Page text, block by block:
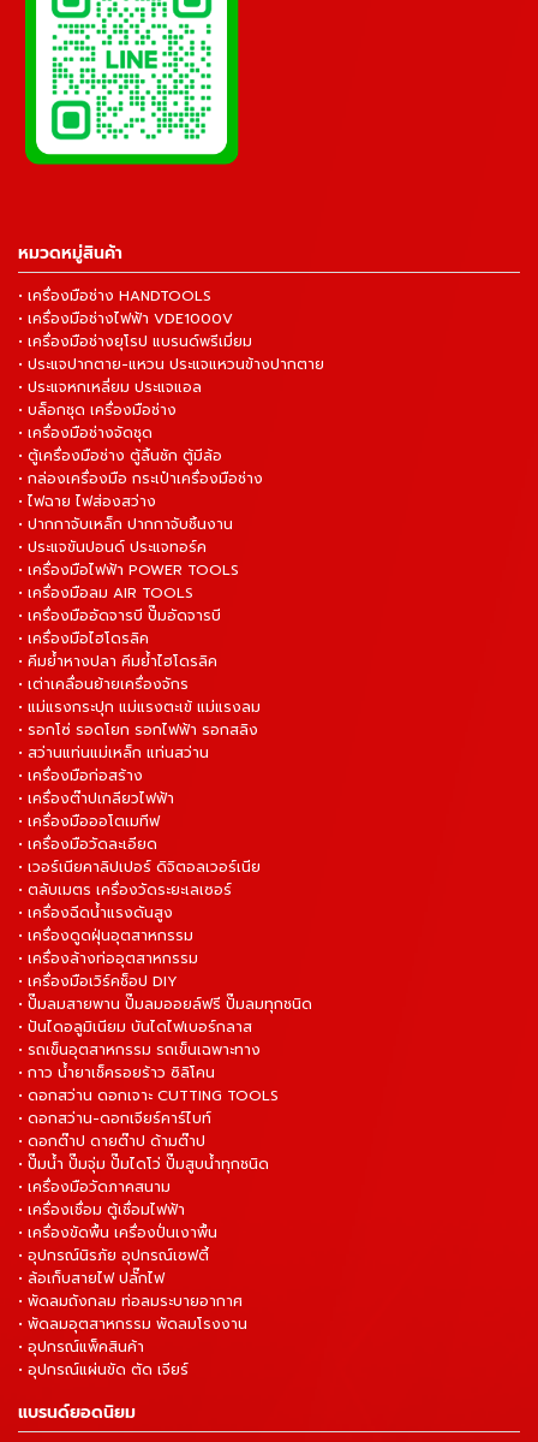
หมวดหมู่สินค้า
• เครื่องมือช่าง HANDTOOLS
• เครื่องมือช่างไฟฟ้า VDE1000V
• เครื่องมือช่างยุโรป แบรนด์พรีเมี่ยม
• ประแจปากตาย-แหวน ประแจแหวนข้างปากตาย
• ประแจหกเหลี่ยม ประแจแอล
• บล็อกชุด เครื่องมือช่าง
• เครื่องมือช่างจัดชุด
• ตู้เครื่องมือช่าง ตู้ลิ้นชัก ตู้มีล้อ
• กล่องเครื่องมือ กระเป๋าเครื่องมือช่าง
• ไฟฉาย ไฟส่องสว่าง
• ปากกาจับเหล็ก ปากกาจับชิ้นงาน
• ประแจขันปอนด์ ประแจทอร์ค
• เครื่องมือไฟฟ้า POWER TOOLS
• เครื่องมือลม AIR TOOLS
• เครื่องมืออัดจารบี ปั๊มอัดจารบี
• เครื่องมือไฮโดรลิค
• คีมย้ำหางปลา คีมย้ำไฮโดรลิค
• เต่าเคลื่อนย้ายเครื่องจักร
• แม่แรงกระปุก แม่แรงตะเข้ แม่แรงลม
• รอกโซ่ รอดโยก รอกไฟฟ้า รอกสลิง
• สว่านแท่นแม่เหล็ก แท่นสว่าน
• เครื่องมือก่อสร้าง
• เครื่องต๊าปเกลียวไฟฟ้า
• เครื่องมือออโตเมทีฟ
• เครื่องมือวัดละเอียด
• เวอร์เนียคาลิปเปอร์ ดิจิตอลเวอร์เนีย
• ตลับเมตร เครื่องวัดระยะเลเซอร์
• เครื่องฉีดน้ำแรงดันสูง
• เครื่องดูดฝุ่นอุตสาหกรรม
• เครื่องล้างท่ออุตสาหกรรม
• เครื่องมือเวิร์คช็อป DIY
• ปั๊มลมสายพาน ปั๊มลมออยล์ฟรี ปั๊มลมทุกชนิด
• ปันไดอลูมิเนียม บันไดไฟเบอร์กลาส
• รถเข็นอุตสาหกรรม รถเข็นเฉพาะทาง
• กาว น้ำยาเช็ครอยร้าว ซิลิโคน
• ดอกสว่าน ดอกเจาะ CUTTING TOOLS
• ดอกสว่าน-ดอกเจียร์คาร์ไบท์
• ดอกต๊าป ดายต๊าป ด้ามต๊าป
• ปั๊มน้ำ ปั๊มจุ่ม ปั๊มไดโว่ ปั๊มสูบน้ำทุกชนิด
• เครื่องมือวัดภาคสนาม
• เครื่องเชื่อม ตู้เชื่อมไฟฟ้า
• เครื่องขัดพื้น เครื่องปั่นเงาพื้น
• อุปกรณ์นิรภัย อุปกรณ์เซฟตี้
• ล้อเก็บสายไฟ ปลั๊กไฟ
• พัดลมถังกลม ท่อลมระบายอากาศ
• พัดลมอุตสาหกรรม พัดลมโรงงาน
• อุปกรณ์แพ็คสินค้า
• อุปกรณ์แผ่นขัด ตัด เจียร์
แบรนด์ยอดนิยม